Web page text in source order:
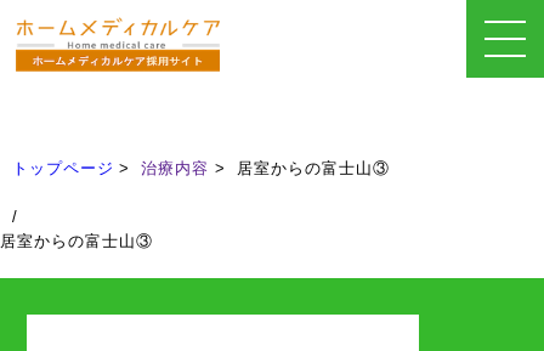
トップページ 治療内容 居室からの富士山③
/
居室からの富士山③